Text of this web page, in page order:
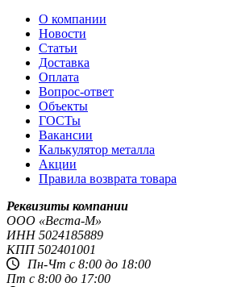
О компании
Новости
Статьи
Доставка
Оплата
Вопрос-ответ
Объекты
ГОСТы
Вакансии
Калькулятор металла
Акции
Правила возврата товара
Реквизиты компании
OOO «Веста-М»
ИНН5024185889
КПП502401001
Пн-Чт с 8:00 до 18:00
Пт с 8:00 до 17:00